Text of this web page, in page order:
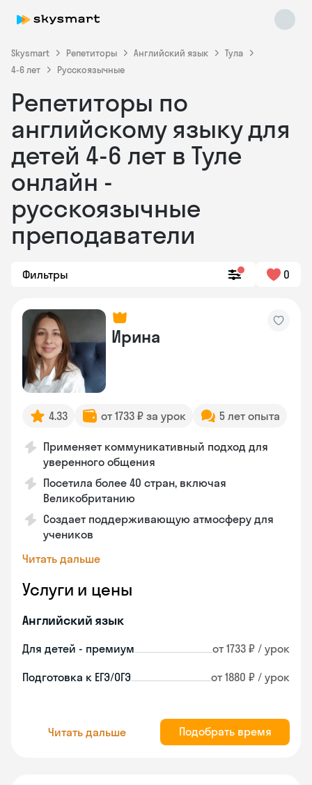
Skysmart Репетиторы Английский язык
Тула
4-6 лет
Русскоязычные
Репетиторы по
английскому языку для
детей 4-6 лет в Туле
онлайн -
русскоязычные
преподаватели
Фильтры 0
Ирина
4.33 от 1733 ₽ за урок 5 лет опыта
Применяет коммуникативный подход для
уверенного общения
Посетила более 40 стран, включая
Великобританию
Создает поддерживающую атмосферу для
учеников
Читать дальше
Услуги и цены
Английский язык
Для детей - премиум от 1733 ₽ / урок
Подготовка к ЕГЭ/ОГЭ от 1880 ₽ / урок
Читать дальше Подобрать время
Skysmart Chat